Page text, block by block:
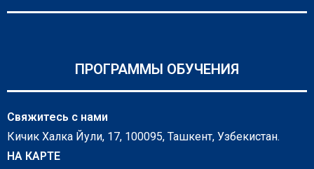
ПРОГРАММЫ ОБУЧЕНИЯ
Свяжитесь с нами
Кичик Халка Йули, 17, 100095, Ташкент, Узбекистан.
НА КАРТЕ